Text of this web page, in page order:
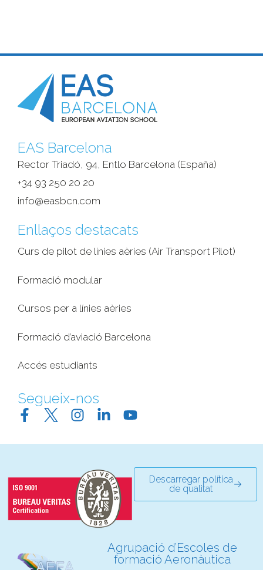
EAS Barcelona
Rector Triadó, 94, Entlo Barcelona (España)‎
+34 93 250 20 20
info@easbcn.com
Enllaços destacats
Curs de pilot de línies aèries (Air Transport Pilot)
Formació modular
Cursos per a línies aèries
Formació d’aviació Barcelona
Accés estudiants
Segueix-nos
Descarregar política
de qualitat
Agrupació d’Escoles de
formació Aeronàutica